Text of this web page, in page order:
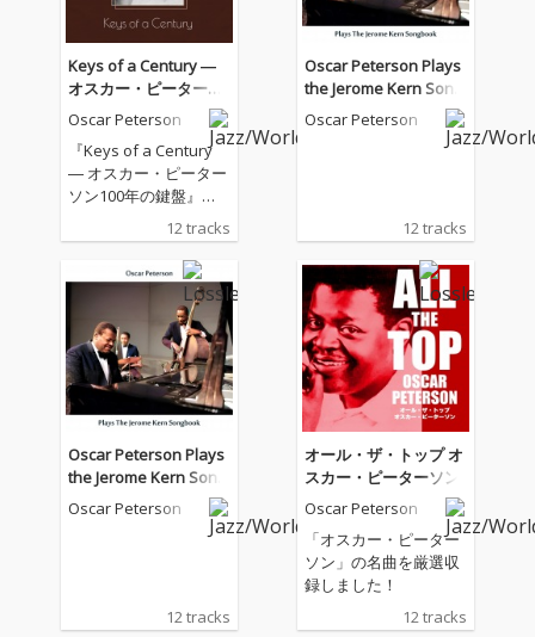
Keys of a Century ―
オスカー・ピーターソ
ン100年の鍵盤
Oscar Peterson
『Keys of a Century
― オスカー・ピーター
ソン100年の鍵盤』
は、“鍵盤の皇帝”オス
カー・ピーターソンの
生誕100年を記念し、
彼の超絶技巧と豊かな
表現力が光る名演を一
枚に収めたコンピレー
ション・アルバムで
す。スウィング、バラ
ード、ボサノヴァま
で、ジャズの多彩な魅
力を鍵盤で紡ぎ出すピ
ーターソンの世界がこ
こにあります。 「A列
車で行こう」は、デュ
ーク・エリントンへの
の娘」は、ボサノヴァ
12 tracks
Oscar Peterson Plays
the Jerome Kern Song
book (Remastered Edi
Oscar Peterson
12 tracks
Oscar Peterson Plays
the Jerome Kern Song
book (Remastered Edi
Oscar Peterson
12 tracks
オール・ザ・トップ オ
スカー・ピーターソン
Oscar Peterson
「オスカー・ピーター
ソン」の名曲を厳選収
録しました！
12 tracks